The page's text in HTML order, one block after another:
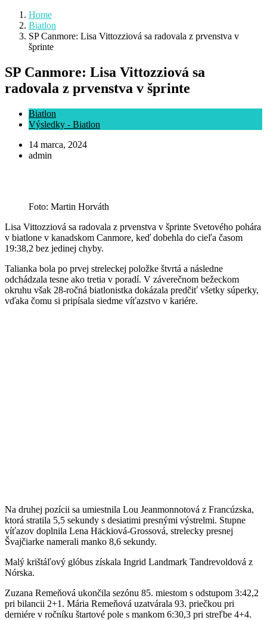
Home
Biatlon
SP Canmore: Lisa Vittozziová sa radovala z prvenstva v
šprinte
SP Canmore: Lisa Vittozziová sa
radovala z prvenstva v šprinte
Biatlon
Výsledky - Biatlon
14 marca, 2024
admin
Foto: Martin Horváth
Lisa Vittozziová sa radovala z prvenstva v šprinte Svetového pohára
v biatlone v kanadskom Canmore, keď dobehla do cieľa časom
19:38,2 bez jedinej chyby.
Talianka bola po prvej streleckej položke štvrtá a následne
odchádzala tesne ako tretia v poradí. V záverečnom bežeckom
okruhu však 28-ročná biatlonistka dokázala predčiť všetky súperky,
vďaka čomu si pripísala siedme víťazstvo v kariére.
Na druhej pozícii sa umiestnila Lou Jeanmonnotová z Francúzska,
ktorá stratila 5,5 sekundy s desiatimi presnými výstrelmi. Stupne
víťazov doplnila Lena Häckiová-Grossová, strelecky presnej
Švajčiarke namerali manko 8,6 sekundy.
Malý krištáľový glóbus získala Ingrid Landmark Tandrevoldová z
Nórska.
Zuzana Remeňová ukončila sezónu 85. miestom s odstupom 3:42,2
pri bilancii 2+1. Mária Remeňová uzatvárala 93. priečkou pri
derniére v ročníku štartové pole s mankom 6:30,3 pri streľbe 4+4.